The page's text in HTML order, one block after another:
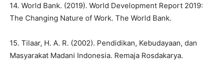
14. World Bank. (2019). World Development Report 2019:
The Changing Nature of Work. The World Bank.
15. Tilaar, H. A. R. (2002). Pendidikan, Kebudayaan, dan
Masyarakat Madani Indonesia. Remaja Rosdakarya.